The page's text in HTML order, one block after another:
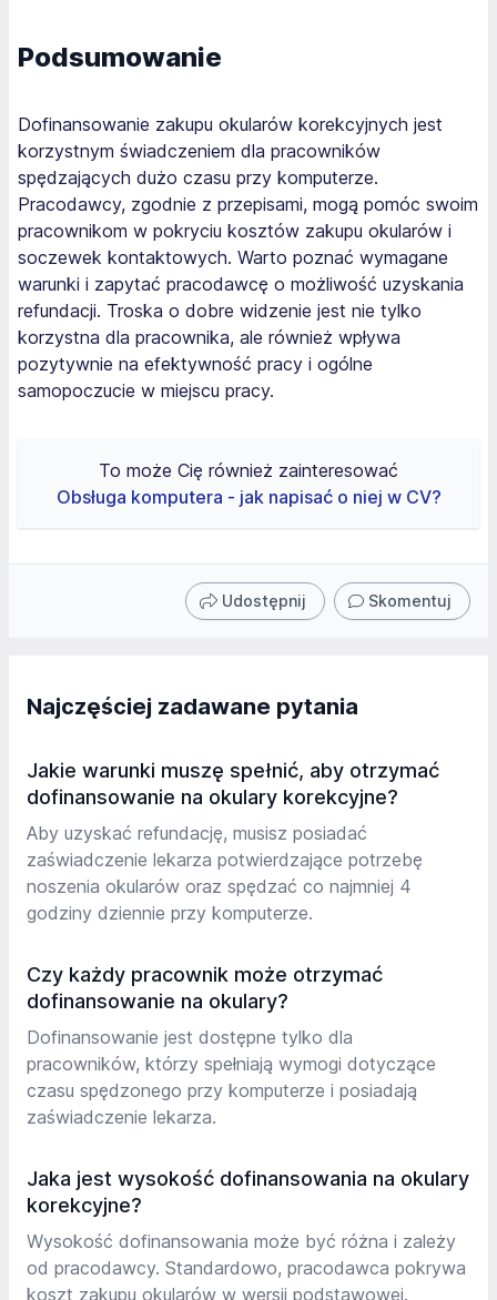
Podsumowanie
Dofinansowanie zakupu okularów korekcyjnych jest
korzystnym świadczeniem dla pracowników
spędzających dużo czasu przy komputerze.
Pracodawcy, zgodnie z przepisami, mogą pomóc swoim
pracownikom w pokryciu kosztów zakupu okularów i
soczewek kontaktowych. Warto poznać wymagane
warunki i zapytać pracodawcę o możliwość uzyskania
refundacji. Troska o dobre widzenie jest nie tylko
korzystna dla pracownika, ale również wpływa
pozytywnie na efektywność pracy i ogólne
samopoczucie w miejscu pracy.
To może Cię również zainteresować
Obsługa komputera - jak napisać o niej w CV?
Udostępnij Skomentuj
Najczęściej zadawane pytania
Jakie warunki muszę spełnić, aby otrzymać
dofinansowanie na okulary korekcyjne?
Aby uzyskać refundację, musisz posiadać
zaświadczenie lekarza potwierdzające potrzebę
noszenia okularów oraz spędzać co najmniej 4
godziny dziennie przy komputerze.
Czy każdy pracownik może otrzymać
dofinansowanie na okulary?
Dofinansowanie jest dostępne tylko dla
pracowników, którzy spełniają wymogi dotyczące
czasu spędzonego przy komputerze i posiadają
zaświadczenie lekarza.
Jaka jest wysokość dofinansowania na okulary
korekcyjne?
Wysokość dofinansowania może być różna i zależy
od pracodawcy. Standardowo, pracodawca pokrywa
koszt zakupu okularów w wersji podstawowej.